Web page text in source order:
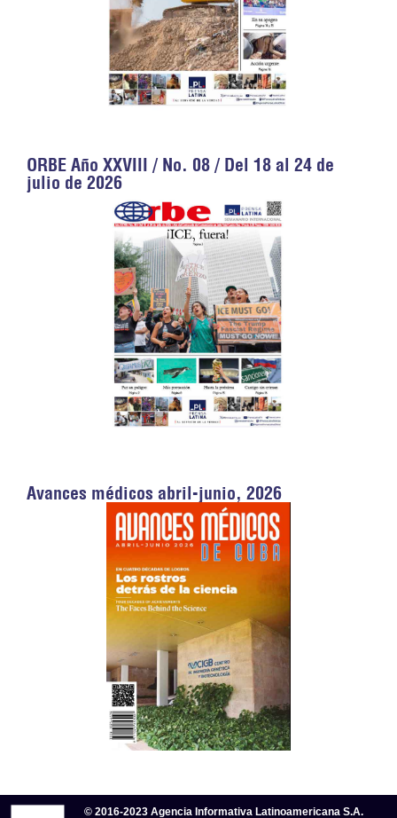
ORBE Año XXVIII / No. 08 / Del 18 al 24 de
julio de 2026
Avances médicos abril-junio, 2026
© 2016-2023 Agencia Informativa Latinoamericana S.A.